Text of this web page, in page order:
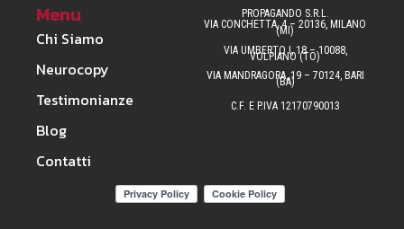
Menu
Chi Siamo
Neurocopy
Testimonianze
Blog
Contatti
PROPAGANDO S.R.L.
VIA CONCHETTA, 4 – 20136, MILANO
(MI)
VIA UMBERTO I, 18 – 10088,
VOLPIANO (TO)
VIA MANDRAGORA, 19 – 70124, BARI
(BA)
C.F. E P.IVA 12170790013